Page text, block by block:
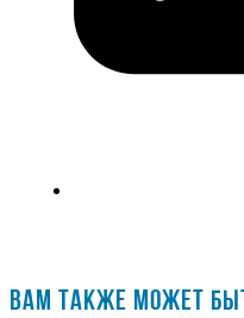
ВАМ ТАКЖЕ МОЖЕТ